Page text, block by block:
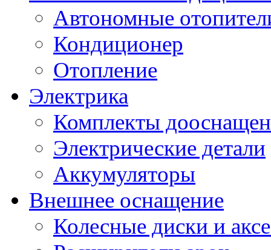
Автономные
Кондиционер
Отопление
Электрика
Комплекты
Электрические детали
Аккумуляторы
Внешнее оснащение
Колесные диски и